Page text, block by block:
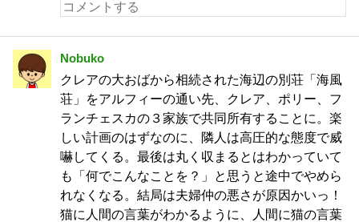
Nobuko
クレアの大おばから相続された海辺の別荘「海風
荘」をアルフィーの通い先、クレア、ポリー、フ
ランチェスカの３家族で共同所有することに。楽
しい計画のはずなのに、隣人は高圧的な態度で威
嚇してくる。最後は丸く収まるとはわかっていて
も「何でこんなことを？」と思うと途中でやめら
れなくなる。結局は夫婦仲の悪さが原因かいっ！
猫に人間の言葉がわかるように、人間に猫の言葉